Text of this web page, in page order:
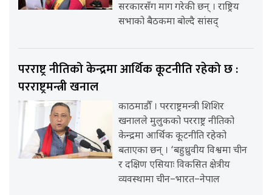
सरकारसँग माग गरेकी छन् । राष्ट्रिय
सभाको बैठकमा बोल्दै सांसद्
परराष्ट्र नीतिको केन्द्रमा आर्थिक कूटनीति रहेको छ :
परराष्ट्रमन्त्री खनाल
काठमाडौँ । परराष्ट्रमन्त्री शिशिर
खनालले मुलुकको परराष्ट्र नीतिको
केन्द्रमा आर्थिक कूटनीति रहेको
बताएका छन् । ‘बहुध्रुवीय विश्वमा चीन
र दक्षिण एसियाः विकसित क्षेत्रीय
व्यवस्थामा चीन–भारत–नेपाल